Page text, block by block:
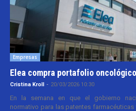
Empresas
Elea compra portafolio
Cristina Kroll - 20/03/2026 10:30
En la semana en que el gobierno
normativo para las patentes